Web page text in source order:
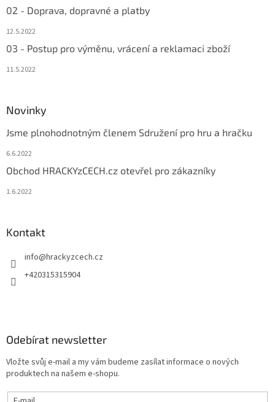
02 - Doprava, dopravné a platby
12.5.2022
03 - Postup pro výměnu, vrácení a reklamaci zboží
11.5.2022
Novinky
Jsme plnohodnotným členem Sdružení pro hru a hračku
6.6.2022
Obchod HRACKYzCECH.cz otevřel pro zákazníky
1.6.2022
Kontakt
info@hrackyzcech.cz
+420315315904
Odebírat newsletter
Vložte svůj e-mail a my vám budeme zasílat informace o nových
produktech na našem e-shopu.